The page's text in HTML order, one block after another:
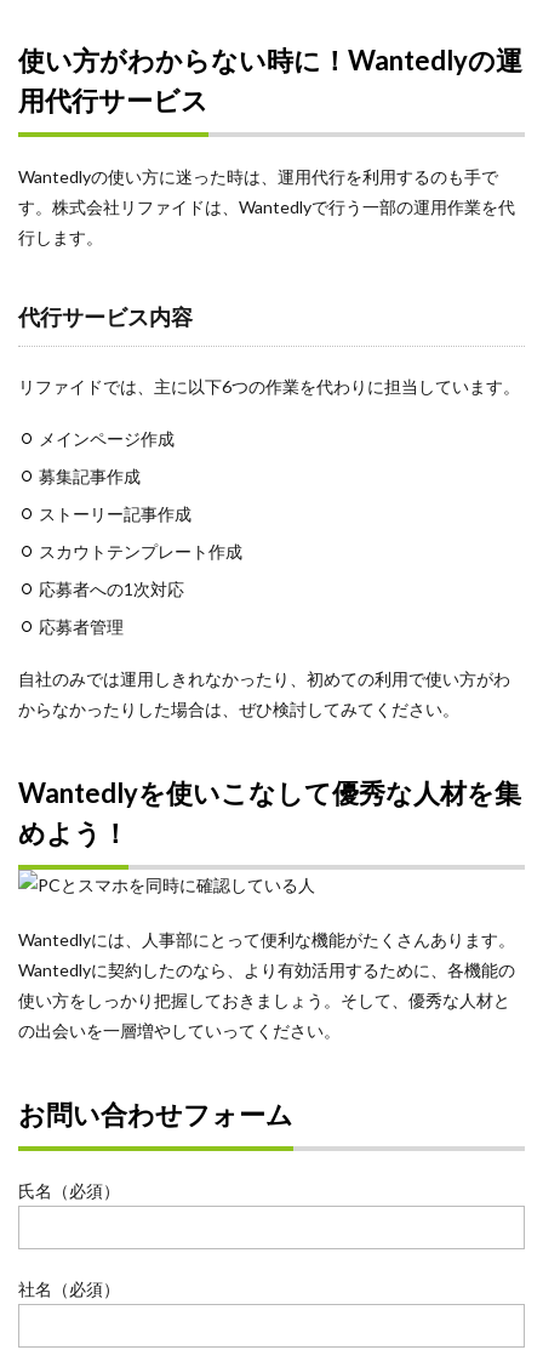
使い方がわからない時に！Wantedlyの運
用代行サービス
Wantedlyの使い方に迷った時は、運用代行を利用するのも手で
す。株式会社リファイドは、Wantedlyで行う一部の運用作業を代
行します。
代行サービス内容
リファイドでは、主に以下6つの作業を代わりに担当しています。
メインページ作成
募集記事作成
ストーリー記事作成
スカウトテンプレート作成
応募者への1次対応
応募者管理
自社のみでは運用しきれなかったり、初めての利用で使い方がわ
からなかったりした場合は、ぜひ検討してみてください。
Wantedlyを使いこなして優秀な人材を集
めよう！
Wantedlyには、人事部にとって便利な機能がたくさんあります。
Wantedlyに契約したのなら、より有効活用するために、各機能の
使い方をしっかり把握しておきましょう。そして、優秀な人材と
の出会いを一層増やしていってください。
お問い合わせフォーム
氏名（必須）
社名（必須）